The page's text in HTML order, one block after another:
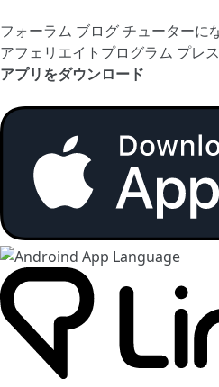
フォーラム ブログチューターに
アフェリエイトプログラム プレ
アプリをダウンロード